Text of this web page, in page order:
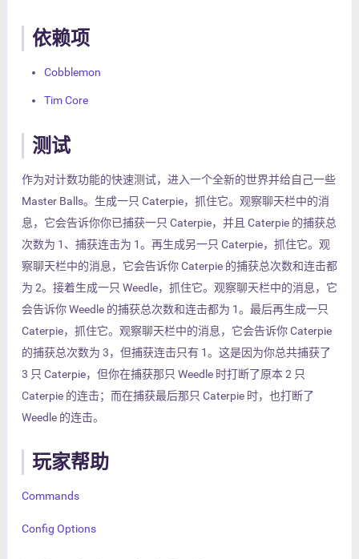
依赖项
Cobblemon
Tim Core
测试
作为对计数功能的快速测试，进入一个全新的世界并给自己一些
Master Balls。生成一只 Caterpie，抓住它。观察聊天栏中的消
息，它会告诉你你已捕获一只 Caterpie，并且 Caterpie 的捕获总
次数为 1、捕获连击为 1。再生成另一只 Caterpie，抓住它。观
察聊天栏中的消息，它会告诉你 Caterpie 的捕获总次数和连击都
为 2。接着生成一只 Weedle，抓住它。观察聊天栏中的消息，它
会告诉你 Weedle 的捕获总次数和连击都为 1。最后再生成一只
Caterpie，抓住它。观察聊天栏中的消息，它会告诉你 Caterpie
的捕获总次数为 3，但捕获连击只有 1。这是因为你总共捕获了
3 只 Caterpie，但你在捕获那只 Weedle 时打断了原本 2 只
Caterpie 的连击；而在捕获最后那只 Caterpie 时，也打断了
Weedle 的连击。
玩家帮助
Commands
Config Options